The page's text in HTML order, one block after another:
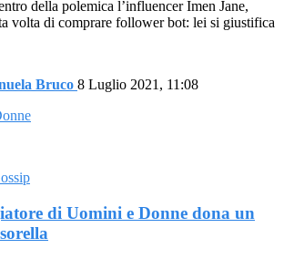
della polemica l’influencer Imen Jane,
volta di comprare follower bot: lei si giustifica
Bruco 8 Luglio 2021, 11:08
di Uomini e Donne dona un